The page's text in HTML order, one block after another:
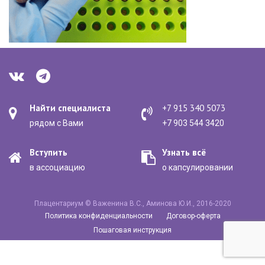
+7 915 340 5073
+7 903 544 3420
Найти специалиста
рядом с Вами
Узнать всё
о капсулировании
Вступить
в ассоциацию
Плацентариум © Важенина В.С., Аминова Ю.И., 2016-2020
Политика конфиденциальности
Договор-оферта
Пошаговая инструкция